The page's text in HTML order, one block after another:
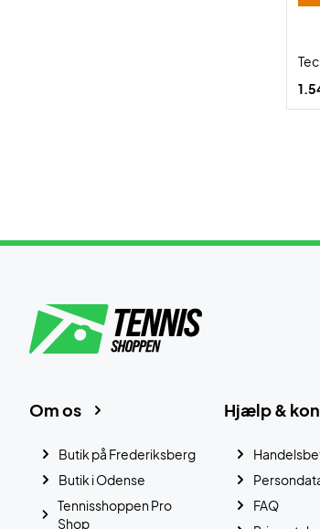
Hjælp &
FAQ
Om os
Butik på Frederiksberg
Butik i Odense
Tennisshoppen Pro
Shop